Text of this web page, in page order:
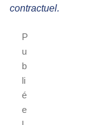
contractuel.
P
u
b
li
é
e